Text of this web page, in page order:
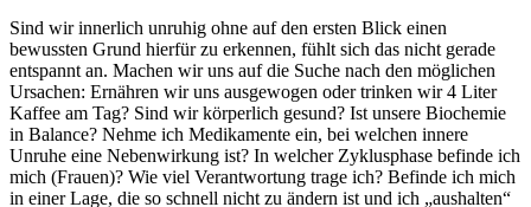
Sind wir innerlich unruhig ohne auf den ersten Blick einen
bewussten Grund hierfür zu erkennen, fühlt sich das nicht gerade
entspannt an. Machen wir uns auf die Suche nach den möglichen
Ursachen: Ernähren wir uns ausgewogen oder trinken wir 4 Liter
Kaffee am Tag? Sind wir körperlich gesund? Ist unsere Biochemie
in Balance? Nehme ich Medikamente ein, bei welchen innere
Unruhe eine Nebenwirkung ist? In welcher Zyklusphase befinde ich
mich (Frauen)? Wie viel Verantwortung trage ich? Befinde ich mich
in einer Lage, die so schnell nicht zu ändern ist und ich „aushalten“